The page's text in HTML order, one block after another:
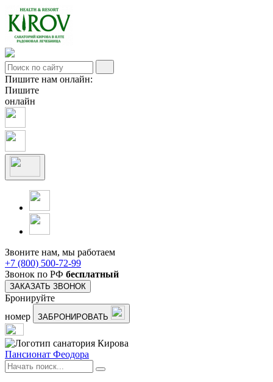
Пишите нам онлайн:
Пишите
онлайн
Звоните нам, мы работаем
+7 (800) 500-72-99
Звонок по РФ бесплатный
ЗАКАЗАТЬ ЗВОНОК
Бронируйте
номер
ЗАБРОНИРОВАТЬ
Пансионат Феодора